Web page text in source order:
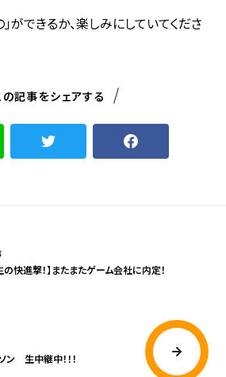
ができるか、楽しみにしていてくださ
の記事をシェアする
の快進撃！】またまたゲーム会社に内定！
ン 生中継中！！！